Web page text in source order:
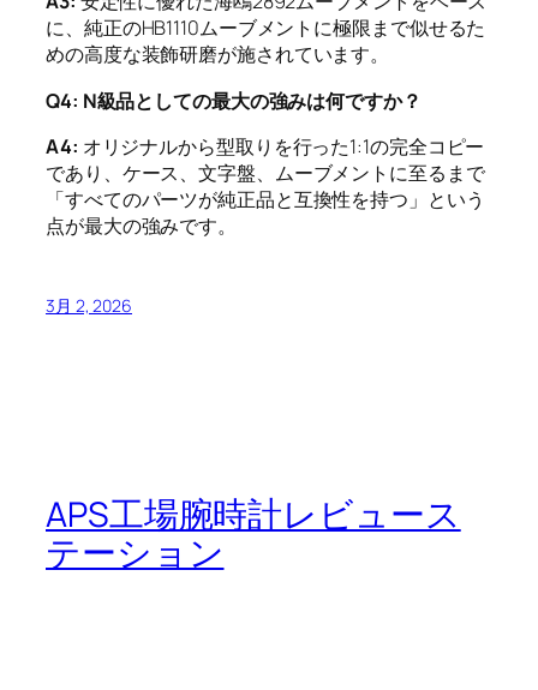
に、純正のHB1110ムーブメントに極限まで似せるた
めの高度な装飾研磨が施されています。
Q4: N級品としての最大の強みは何ですか？
A4: オリジナルから型取りを行った1:1の完全コピー
であり、ケース、文字盤、ムーブメントに至るまで
「すべてのパーツが純正品と互換性を持つ」という
点が最大の強みです。
3月 2, 2026
APS工場腕時計レビュース
テーション